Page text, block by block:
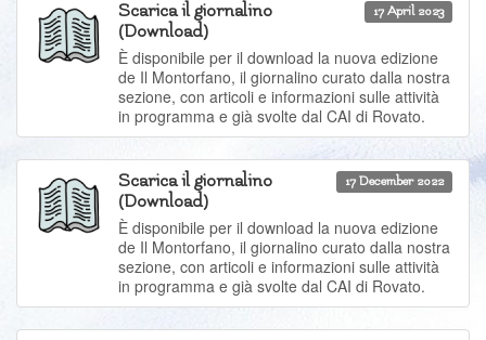
17 April 2023
Scarica il giornalino
(Download)
È disponibile per il download la nuova edizione
de Il Montorfano, il giornalino curato dalla nostra
sezione, con articoli e informazioni sulle attività
in programma e già svolte dal CAI di Rovato.
17 December 2022
Scarica il giornalino
(Download)
È disponibile per il download la nuova edizione
de Il Montorfano, il giornalino curato dalla nostra
sezione, con articoli e informazioni sulle attività
in programma e già svolte dal CAI di Rovato.